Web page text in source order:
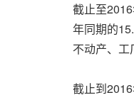
截止至
年同期的
不动产、工
截止到